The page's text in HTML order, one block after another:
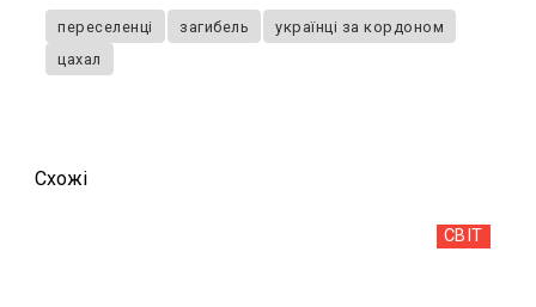
переселенці загибель
українці за кордоном
цахал
Схожi
СВІТ